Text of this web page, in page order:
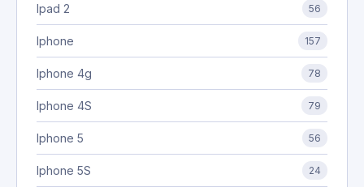
Ipad 2 56
Iphone 157
Iphone 4g 78
Iphone 4S 79
Iphone 5 56
Iphone 5S 24